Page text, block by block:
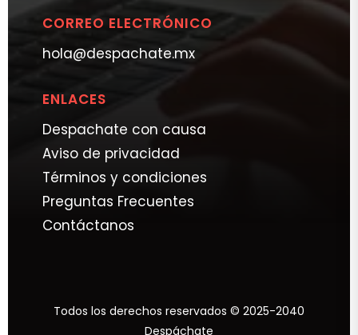
CORREO ELECTRÓNICO
hola@despachate.mx
ENLACES
Despachate con causa
Aviso de privacidad
Términos y condiciones
Preguntas Frecuentes
Contáctanos
Todos los derechos reservados © 2025-2040
Despáchate